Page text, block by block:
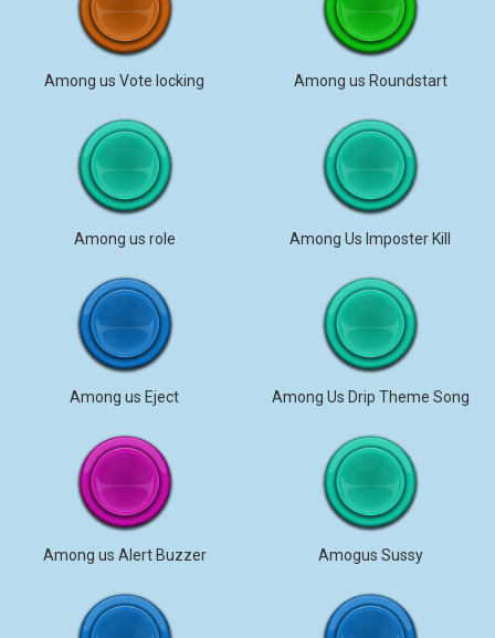
Among us Vote locking Among us Roundstart
Among us role Among Us Imposter Kill
Among us Eject Among Us Drip Theme Song
Among us Alert Buzzer Amogus Sussy